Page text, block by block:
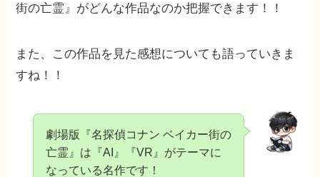
街の亡霊』がどんな作品なのか把握できます！！
また、この作品を見た感想についても語っていきま
すね！！
劇場版『名探偵コナン ベイカー街の
亡霊』は『AI』『VR』がテーマに
なっている名作です！